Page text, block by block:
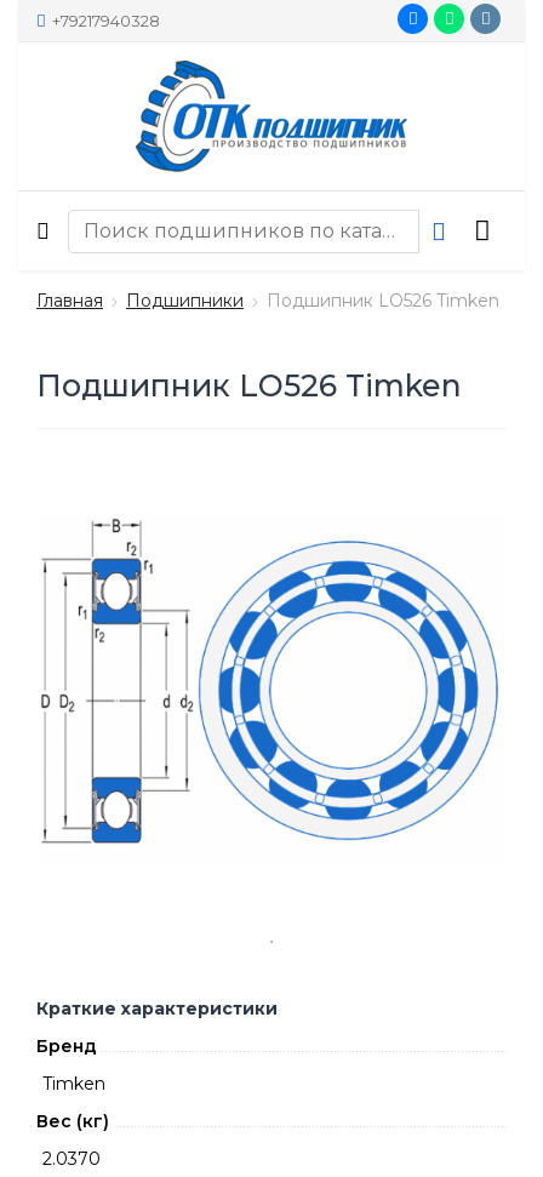
+79217940328
Главная Подшипники Подшипник LO526 Timken
Подшипник LO526 Timken
Краткие характеристики
Бренд
Timken
Вес (кг)
2.0370